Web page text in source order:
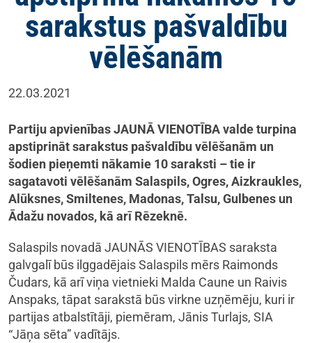
sarakstus pašvaldību
vēlēšanām
22.03.2021
Partiju apvienības JAUNĀ VIENOTĪBA valde turpina
apstiprināt sarakstus pašvaldību vēlēšanām un
šodien pieņemti nākamie 10 saraksti – tie ir
sagatavoti vēlēšanām Salaspils, Ogres, Aizkraukles,
Alūksnes, Smiltenes, Madonas, Talsu, Gulbenes un
Ādažu novados, kā arī Rēzeknē.
Salaspils novadā JAUNĀS VIENOTĪBAS saraksta
galvgalī būs ilggadējais Salaspils mērs Raimonds
Čudars, kā arī viņa vietnieki Malda Caune un Raivis
Anspaks, tāpat sarakstā būs virkne uzņēmēju, kuri ir
partijas atbalstītāji, piemēram, Jānis Turlajs, SIA
“Jāņa sēta” vadītājs.